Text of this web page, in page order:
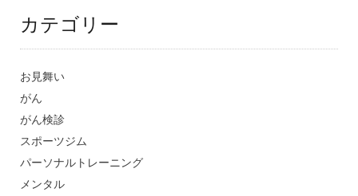
カテゴリー
お見舞い
がん
がん検診
スポーツジム
パーソナルトレーニング
メンタル